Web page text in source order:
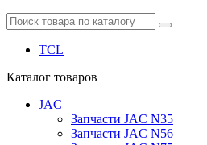
TCL
Каталог товаров
JAC
Запчасти JAC N35
Запчасти JAC N56